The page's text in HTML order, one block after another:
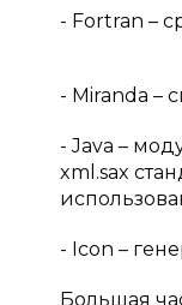
- Fortran –
- Miranda –
- Java –
xml.sax
- Icon –
Большая